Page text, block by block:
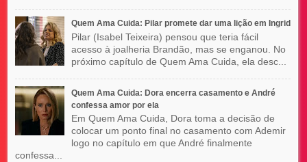
Quem Ama Cuida: Pilar promete dar uma lição em Ingrid
Pilar (Isabel Teixeira) pensou que teria fácil
acesso à joalheria Brandão, mas se enganou. No
próximo capítulo de Quem Ama Cuida, ela desc...
Quem Ama Cuida: Dora encerra casamento e André
confessa amor por ela
Em Quem Ama Cuida, Dora toma a decisão de
colocar um ponto final no casamento com Ademir
logo no capítulo em que André finalmente
confessa...